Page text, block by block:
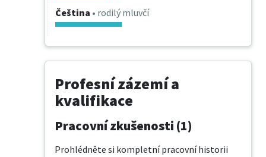
Čeština • rodilý mluvčí
Profesní zázemí a
kvalifikace
Pracovní zkušenosti (1)
Prohlédněte si kompletní pracovní historii